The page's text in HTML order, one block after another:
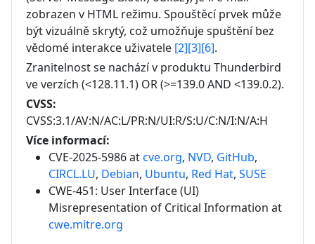
zobrazen v HTML režimu. Spouštěcí prvek může
být vizuálně skrytý, což umožňuje spuštění bez
vědomé interakce uživatele [2][3][6].
Zranitelnost se nachází v produktu Thunderbird
ve verzích (<128.11.1) OR (>=139.0 AND <139.0.2).
CVSS:
CVSS:3.1/AV:N/AC:L/PR:N/UI:R/S:U/C:N/I:N/A:H
Více informací:
CVE-2025-5986 atcve.org, NVD, GitHub,
CIRCL.LU, Debian, Ubuntu, Red Hat, SUSE
CWE-451: User Interface (UI)
Misrepresentation of Critical Information at
cwe.mitre.org